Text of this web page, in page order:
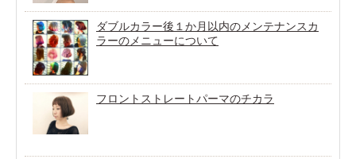
ダブルカラー後１か月以内のメンテナンスカ
ラーのメニューについて
フロントストレートパーマのチカラ